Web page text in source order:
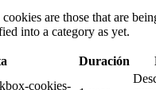
are those that are
into a category as yet.
Duración
cookies-